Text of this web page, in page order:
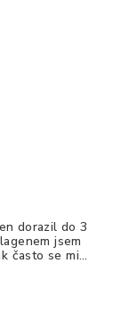
dorazil do 3
jsem
často se mi